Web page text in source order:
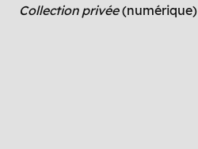
Collection privée(numérique)